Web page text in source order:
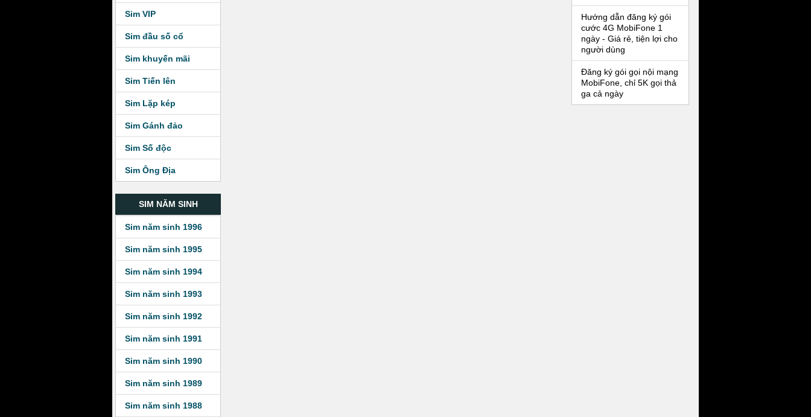
Sim VIP
Sim đầu số cổ
Sim khuyến mãi
Sim Tiến lên
Sim Lặp kép
Sim Gánh đảo
Sim Số độc
Sim Ông Địa
SIM NĂM SINH
Sim năm sinh 1996
Sim năm sinh 1995
Sim năm sinh 1994
Sim năm sinh 1993
Sim năm sinh 1992
Sim năm sinh 1991
Sim năm sinh 1990
Sim năm sinh 1989
Sim năm sinh 1988
Hướng dẫn đăng ký gói
cước 4G MobiFone 1
ngày - Giá rẻ, tiện lợi cho
người dùng
Đăng ký gói gọi nội mạng
MobiFone, chỉ 5K gọi thả
ga cả ngày